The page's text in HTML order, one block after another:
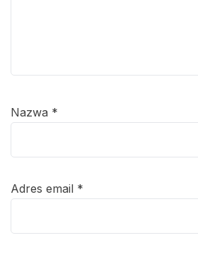
Nazwa *
Adres email *